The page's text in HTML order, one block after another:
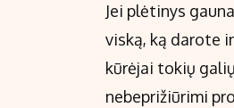
Jei plėtinys
viską, ką darote
kūrėjai tokių
nebeprižiūrimi